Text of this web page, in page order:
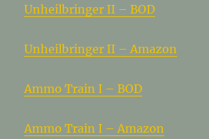
Unheilbringer II – BOD
Unheilbringer II – Amazon
Ammo Train I – BOD
Ammo Train I – Amazon